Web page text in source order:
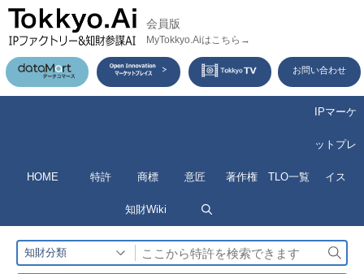
コ
ン
テ
ン
プ
会員版
MyTokkyo.Aiはこちら→
お問い合わせ
HOME 特許 商標 意匠 著作権 TLO一覧
IPマーケ
ットプレ
イス
知財Wiki
知財分類
検
索